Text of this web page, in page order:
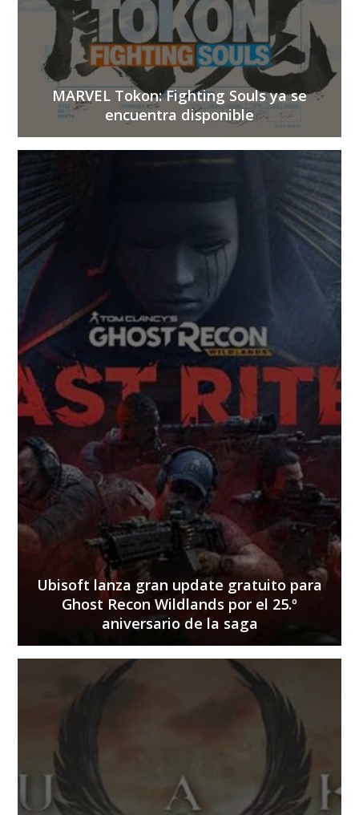
MARVEL Tokon: Fighting Souls ya se
encuentra disponible
Ubisoft lanza gran update gratuito para
Ghost Recon Wildlands por el 25.º
aniversario de la saga